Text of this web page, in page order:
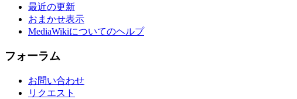
最近の更新
おまかせ表示
MediaWikiについてのヘルプ
フォーラム
お問い合わせ
リクエスト